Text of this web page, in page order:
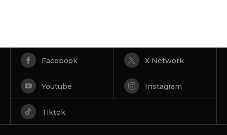
Facebook X Network
Youtube Instagram
Tiktok